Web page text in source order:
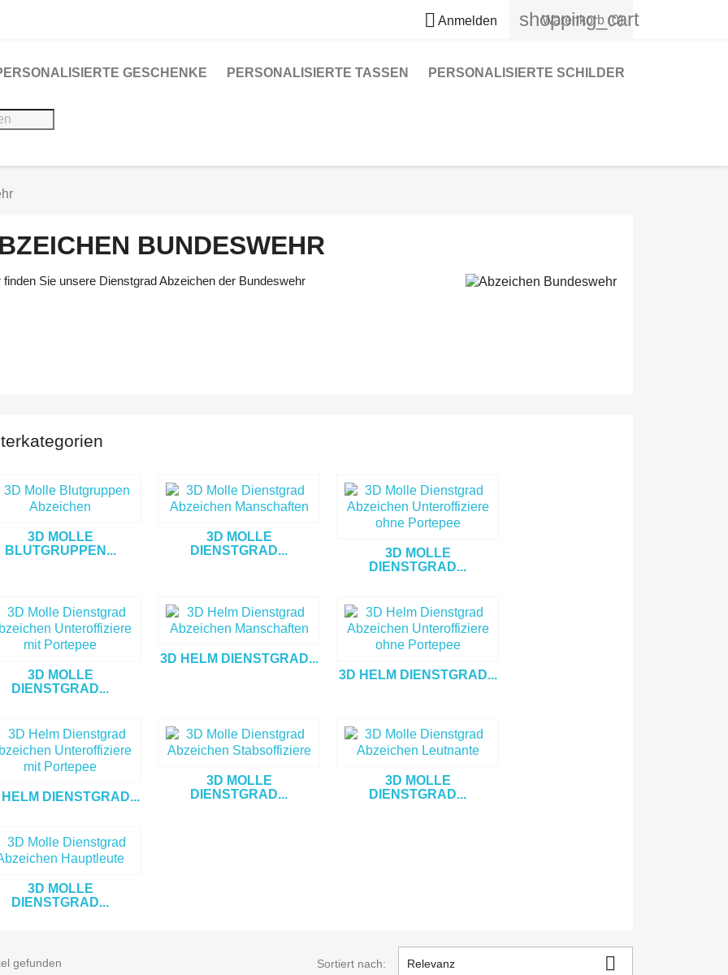
 Anmelden shopping_cart
Warenkorb (0)
GESCHENKE PERSONALISIERTE TASSEN PERSONALISIERTE SCHILDER
BUNDESWEHR
finden Sie unsere Dienstgrad Abzeichen der Bundeswehr
3D MOLLE
BLUTGRUPPEN...
3D MOLLE
DIENSTGRAD...
3D MOLLE
DIENSTGRAD...
3D MOLLE
DIENSTGRAD...
3D HELM DIENSTGRAD...
3D HELM DIENSTGRAD...
DIENSTGRAD...
3D MOLLE
DIENSTGRAD...
3D MOLLE
DIENSTGRAD...
3D MOLLE
DIENSTGRAD...
gefunden Sortiert nach: Relevanz 